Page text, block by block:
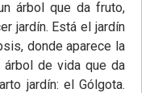
árbol que da fruto,
jardín. Está el jardín
donde aparece la
árbol de vida que da
jardín: el Gólgota.